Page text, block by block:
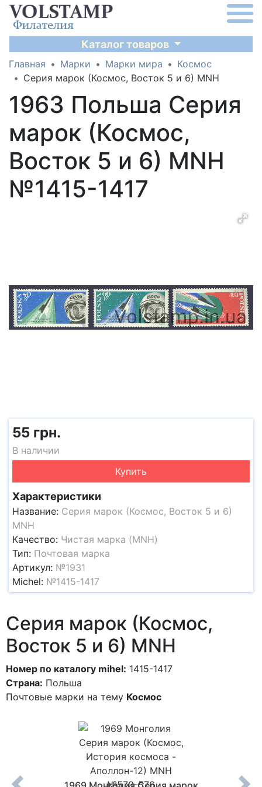
Каталог товаров
Главная Марки Марки мира
Космос
Серия марок (Космос, Восток 5 и 6) MNH
1963 Польша Серия
марок (Космос,
Восток 5 и 6) MNH
№1415-1417
55 грн.
В наличии
Купить
Характеристики
Название: Серия марок (Космос, Восток 5 и 6)
MNH
Качество: Чистая марка (MNH)
Тип: Почтовая марка
Артикул: №1931
Michel: №1415-1417
Серия марок (Космос,
Восток 5 и 6) MNH
Номер по каталогу mihel: 1415-1417
Страна: Польша
Почтовые марки на тему Космос